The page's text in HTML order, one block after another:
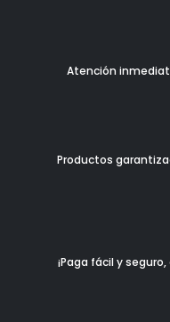
Atención
Productos
¡Paga fácil y